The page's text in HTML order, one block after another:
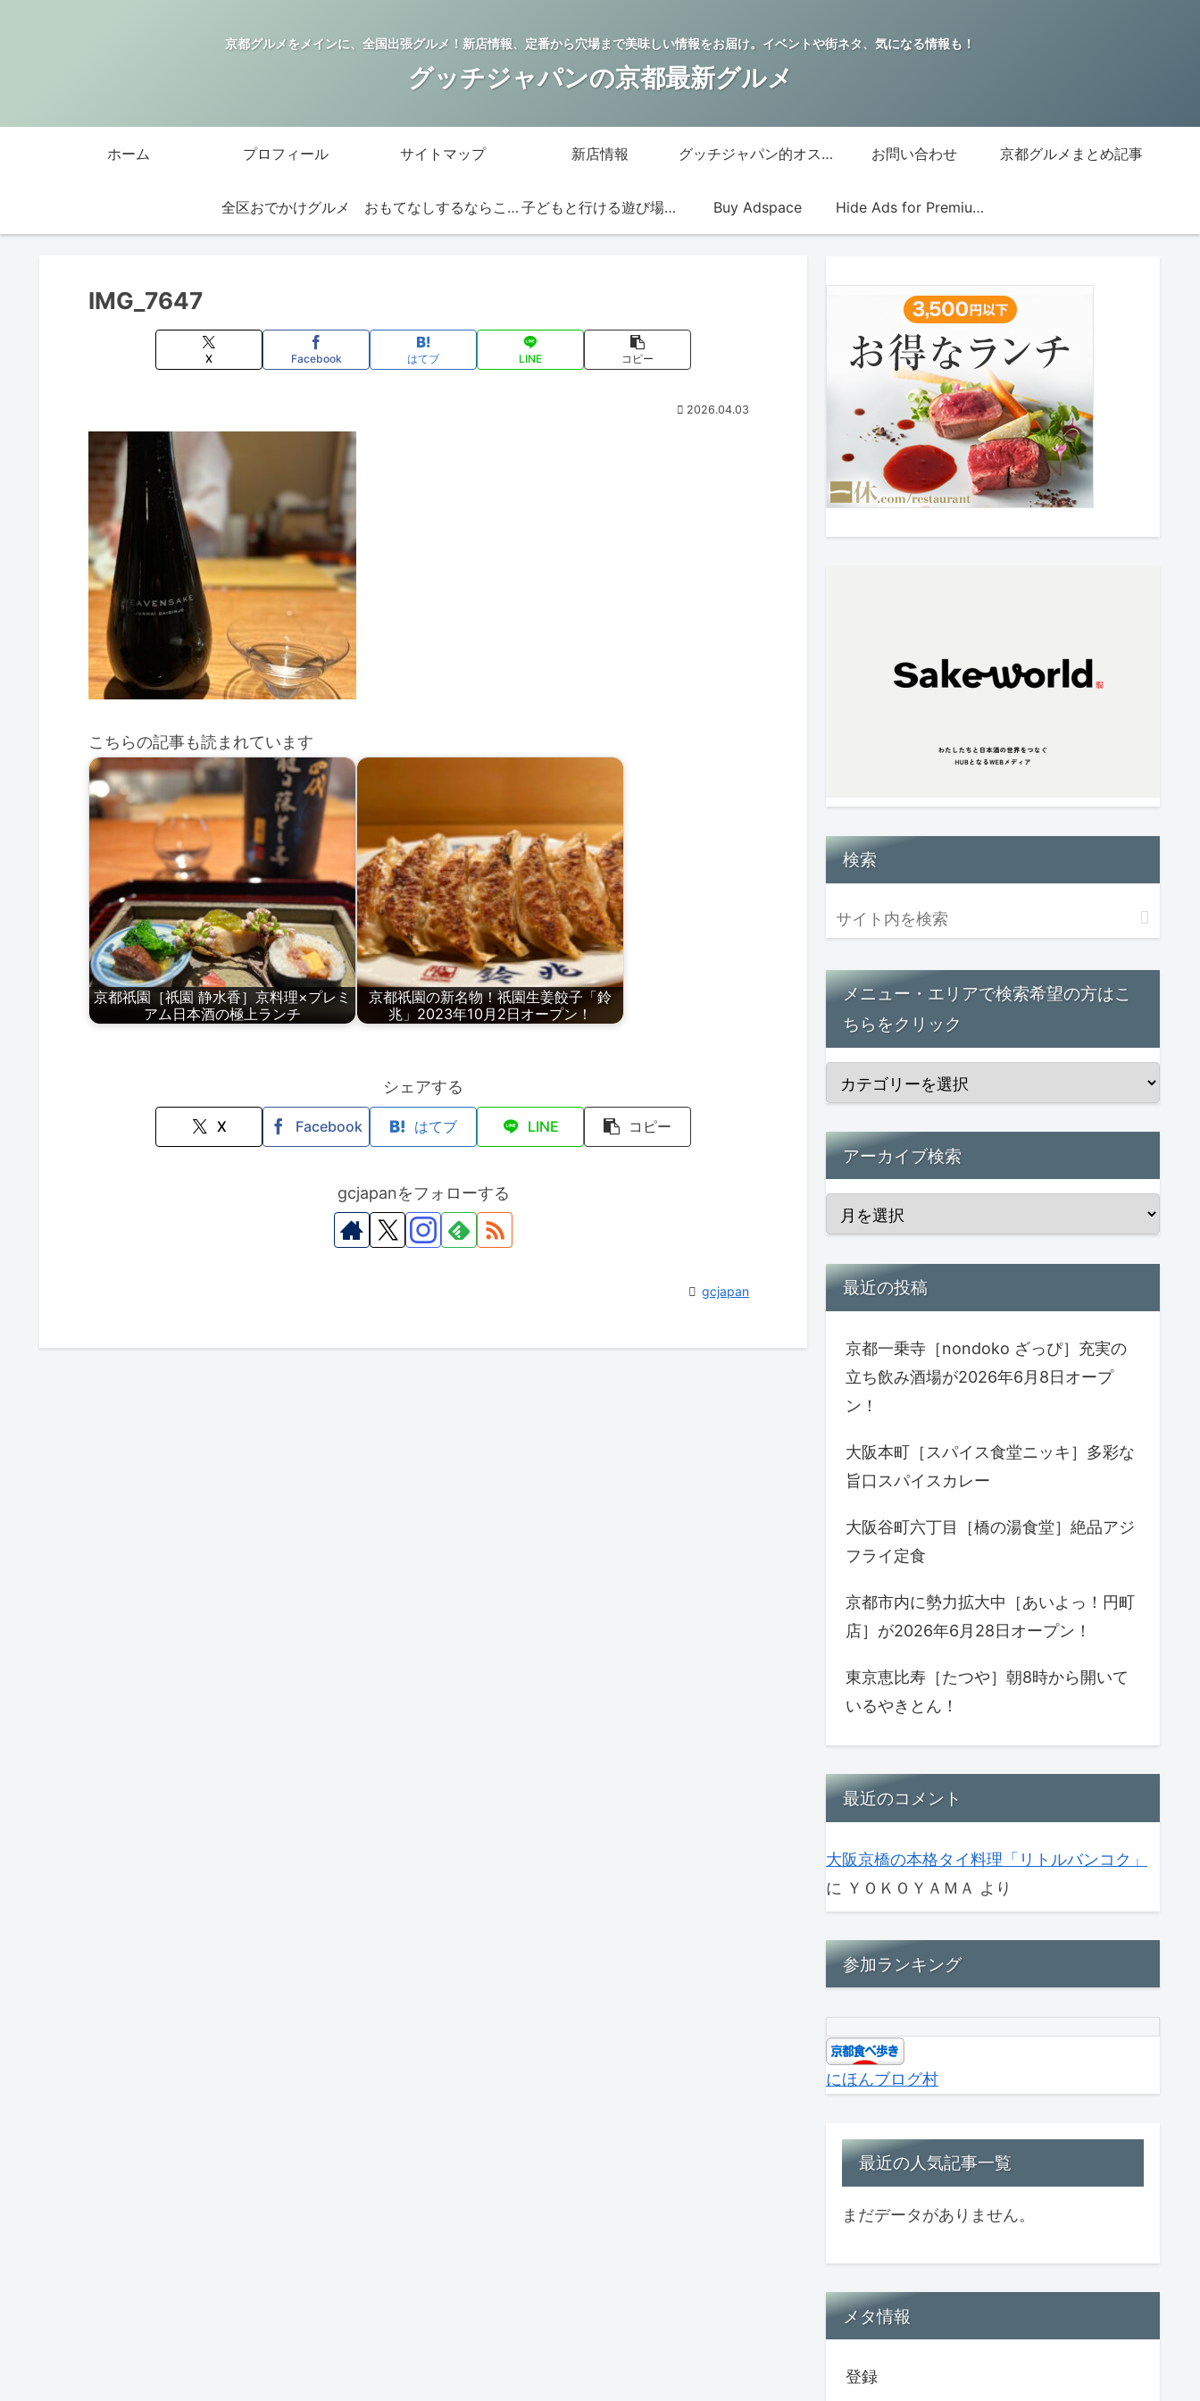
京都グルメをメインに、全国出張グルメ！新店情報、定番から穴場まで美味しい情報をお届け。イベントや街ネタ、気になる情報も！
グッチジャパンの京都最新グルメ
ホーム プロフィール サイトマップ 新店情報 グッチジャパン的オススメ店 お問い合わせ 京都グルメまとめ記事
全区おでかけグルメ おもてなしするならこの店 子どもと行ける遊び場・お店 Buy Adspace Hide Ads for Premium Members
IMG_7647
X Facebook はてブ LINE コピー
2026.04.03
こちらの記事も読まれています
京都祇園［祇園 静水香］京料理×プレミ
アム日本酒の極上ランチ
京都祇園の新名物！祇園生姜餃子「鈴
兆」2023年10月2日オープン！
シェアする
X Facebook はてブ LINE コピー
gcjapanをフォローする
gcjapan
検索
メニュー・エリアで検索希望の方はこ
ちらをクリック
アーカイブ検索
最近の投稿
京都一乗寺［nondoko ざっぴ］充実の
立ち飲み酒場が2026年6月8日オープ
ン！
大阪本町［スパイス食堂ニッキ］多彩な
旨口スパイスカレー
大阪谷町六丁目［橋の湯食堂］絶品アジ
フライ定食
京都市内に勢力拡大中［あいよっ！円町
店］が2026年6月28日オープン！
東京恵比寿［たつや］朝8時から開いて
いるやきとん！
最近のコメント
大阪京橋の本格タイ料理「リトルバンコク」
に ＹＯＫＯＹＡＭＡ より
参加ランキング
にほんブログ村
最近の人気記事一覧
まだデータがありません。
メタ情報
登録